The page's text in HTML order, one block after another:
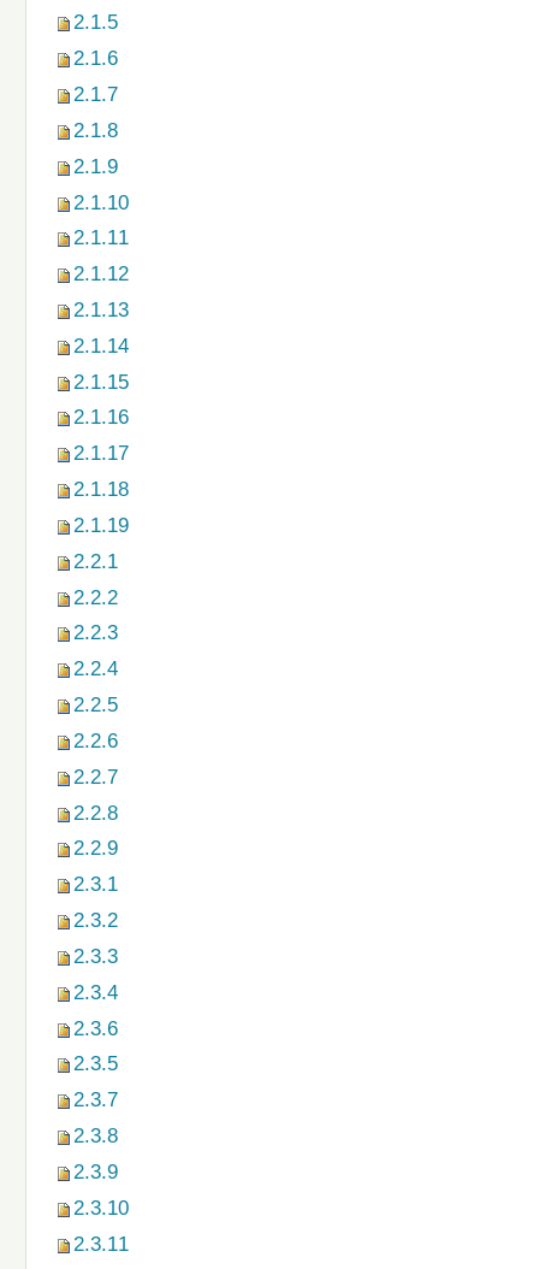
2.1.5
2.1.6
2.1.7
2.1.8
2.1.9
2.1.10
2.1.11
2.1.12
2.1.13
2.1.14
2.1.15
2.1.16
2.1.17
2.1.18
2.1.19
2.2.1
2.2.2
2.2.3
2.2.4
2.2.5
2.2.6
2.2.7
2.2.8
2.2.9
2.3.1
2.3.2
2.3.3
2.3.4
2.3.6
2.3.5
2.3.7
2.3.8
2.3.9
2.3.10
2.3.11